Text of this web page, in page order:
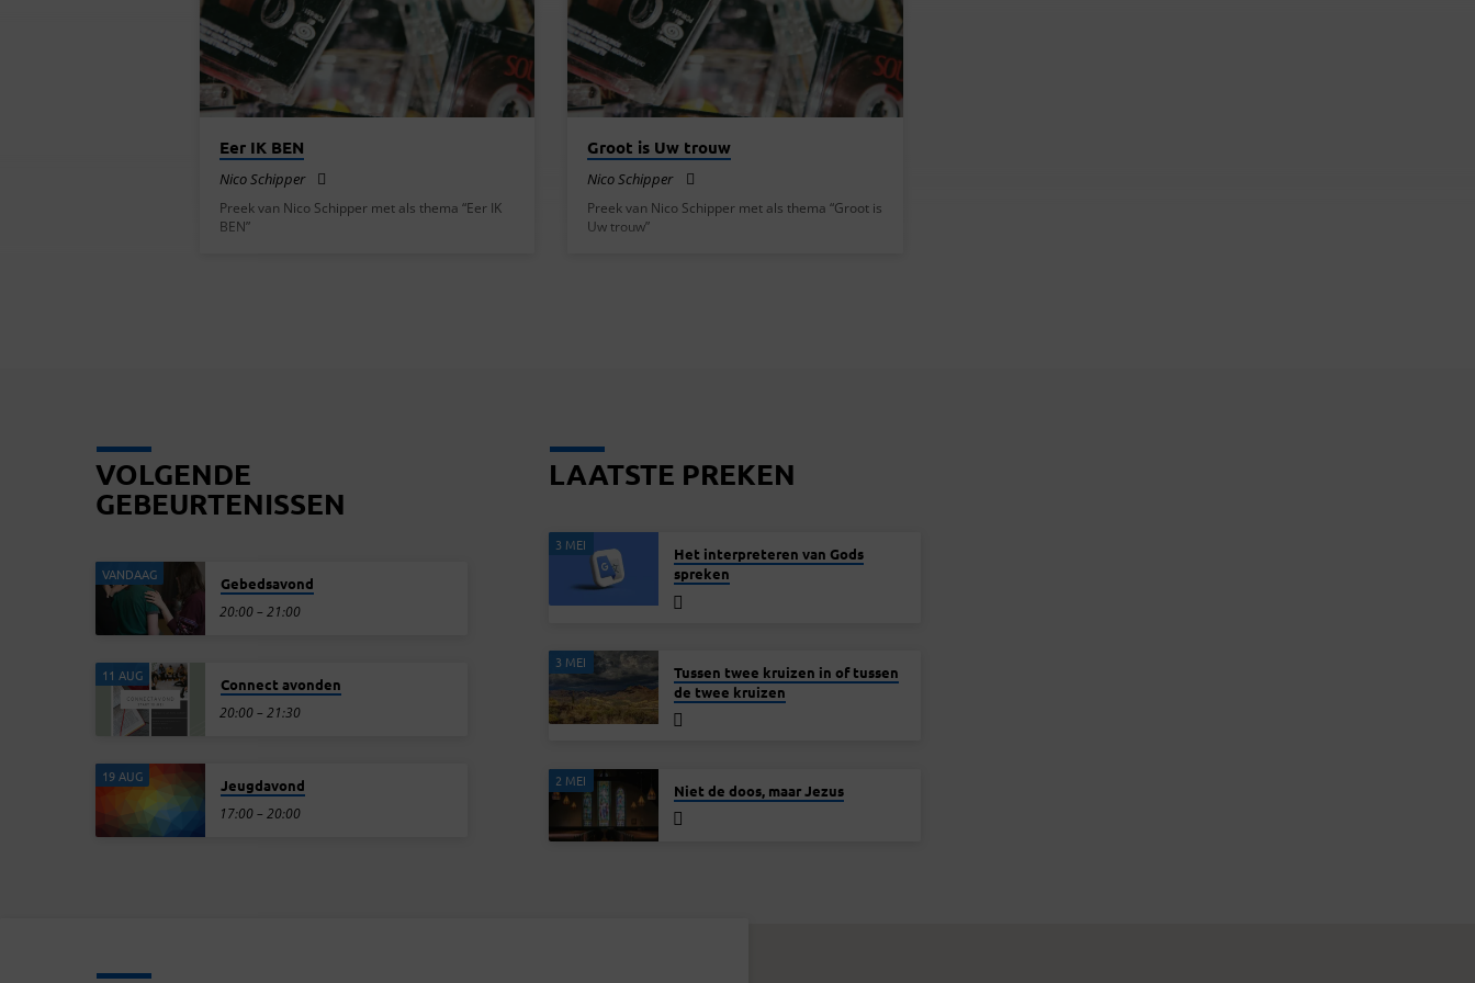
NICO
SCHIPPER
Eer IK BEN
Nico Schipper
Preek van Nico Schipper met als thema “Eer IK
BEN”
Groot is Uw trouw
Nico Schipper
Preek van Nico Schipper met als thema “Groot is
Uw trouw”
VOLGENDE
GEBEURTENISSEN
VANDAAG
Gebedsavond
20:00 – 21:00
11 AUG
Connect avonden
20:00 – 21:30
19 AUG
Jeugdavond
17:00 – 20:00
LAATSTE PREKEN
3 MEI
Het interpreteren van Gods
spreken
3 MEI
Tussen twee kruizen in of tussen
de twee kruizen
2 MEI
Niet de doos, maar Jezus